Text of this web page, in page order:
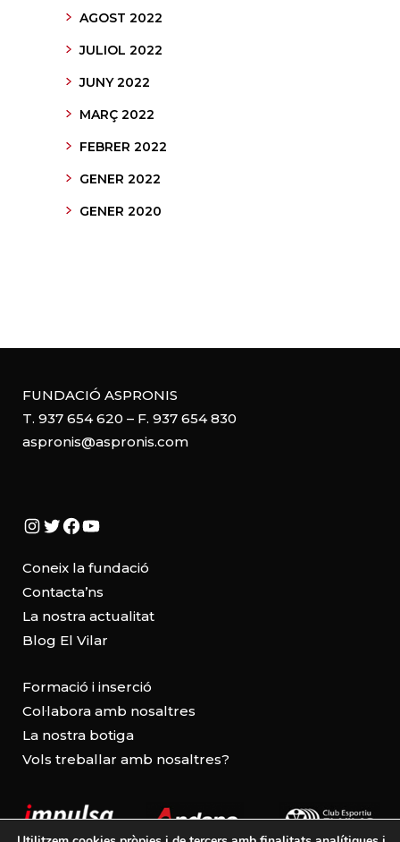
AGOST 2022
JULIOL 2022
JUNY 2022
MARÇ 2022
FEBRER 2022
GENER 2022
GENER 2020
FUNDACIÓ ASPRONIS
T. 937 654 620 – F. 937 654 830
aspronis@aspronis.com
Instagram
Twitter
Facebook
YouTube
Coneix la fundació
Contacta’ns
La nostra actualitat
Blog El Vilar
Formació i inserció
Col·labora amb nosaltres
La nostra botiga
Vols treballar amb nosaltres?